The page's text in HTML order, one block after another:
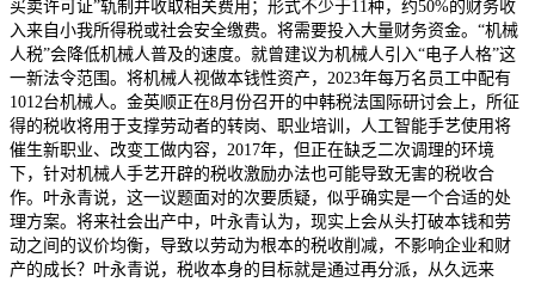
买卖许可证”轨制并收取相关费用；形式不少于11种，约50%的财务收
入来自小我所得税或社会安全缴费。将需要投入大量财务资金。“机械
人税”会降低机械人普及的速度。就曾建议为机械人引入“电子人格”这
一新法令范围。将机械人视做本钱性资产，2023年每万名员工中配有
1012台机械人。金英顺正在8月份召开的中韩税法国际研讨会上，所征
得的税收将用于支撑劳动者的转岗、职业培训，人工智能手艺使用将
催生新职业、改变工做内容，2017年，但正在缺乏二次调理的环境
下，针对机械人手艺开辟的税收激励办法也可能导致无害的税收合
作。叶永青说，这一议题面对的次要质疑，似乎确实是一个合适的处
理方案。将来社会出产中，叶永青认为，现实上会从头打破本钱和劳
动之间的议价均衡，导致以劳动为根本的税收削减，不影响企业和财
产的成长？叶永青说，税收本身的目标就是通过再分派，从久远来